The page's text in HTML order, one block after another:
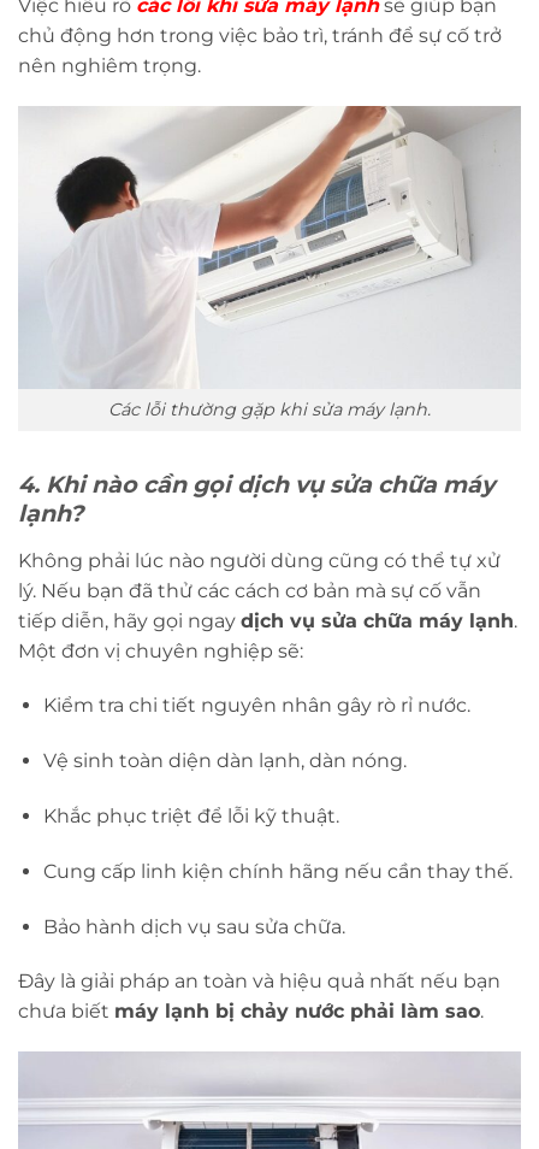
Việc hiểu rõ các lỗi khi sửa máy lạnhsẽ giúp bạn
chủ động hơn trong việc bảo trì, tránh để sự cố trở
nên nghiêm trọng.
Các lỗi thường gặp khi sửa máy lạnh.
4. Khi nào cần gọi dịch vụ sửa chữa máy
lạnh?
Không phải lúc nào người dùng cũng có thể tự xử
lý. Nếu bạn đã thử các cách cơ bản mà sự cố vẫn
tiếp diễn, hãy gọi ngay dịch vụ sửa chữa máy lạnh.
Một đơn vị chuyên nghiệp sẽ:
Kiểm tra chi tiết nguyên nhân gây rò rỉ nước.
Vệ sinh toàn diện dàn lạnh, dàn nóng.
Khắc phục triệt để lỗi kỹ thuật.
Cung cấp linh kiện chính hãng nếu cần thay thế.
Bảo hành dịch vụ sau sửa chữa.
Đây là giải pháp an toàn và hiệu quả nhất nếu bạn
chưa biết máy lạnh bị chảy nước phải làm sao.